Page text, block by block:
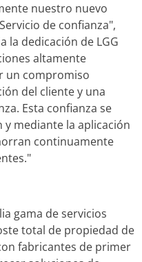
nuestro nuevo
de confianza",
la dedicación de LGG
altamente
un compromiso
del cliente y una
Esta confianza se
mediante la aplicación
continuamente
gama de servicios
total de propiedad de
fabricantes de primer